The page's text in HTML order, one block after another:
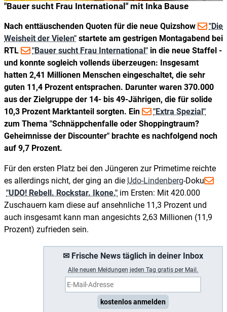
"Bauer sucht Frau International" mit Inka Bause
Nach enttäuschenden Quoten für die neue Quizshow
"Die
Weisheit der Vielen" startete am gestrigen Montagabend bei
RTL
"Bauer sucht Frau International" in die neue Staffel -
und konnte sogleich vollends überzeugen: Insgesamt
hatten 2,41 Millionen Menschen eingeschaltet, die sehr
guten 11,4 Prozent entsprachen. Darunter waren 370.000
aus der Zielgruppe der 14- bis 49-Jährigen, die für solide
10,3 Prozent Marktanteil sorgten. Ein
"Extra Spezial"
zum Thema "Schnäppchenfalle oder Shoppingtraum?
Geheimnisse der Discounter" brachte es nachfolgend noch
auf 9,7 Prozent.
Für den ersten Platz bei den Jüngeren zur Primetime reichte
es allerdings nicht, der ging an die Udo-Lindenberg-Doku
"UDO! Rebell. Rockstar. Ikone." im Ersten: Mit 420.000
Zuschauern kam diese auf ansehnliche 11,3 Prozent und
auch insgesamt kann man angesichts 2,63 Millionen (11,9
Prozent) zufrieden sein.
✉ Frische News täglich in deiner Inbox
Alle neuen Meldungen jeden Tag gratis per Mail.
kostenlos anmelden